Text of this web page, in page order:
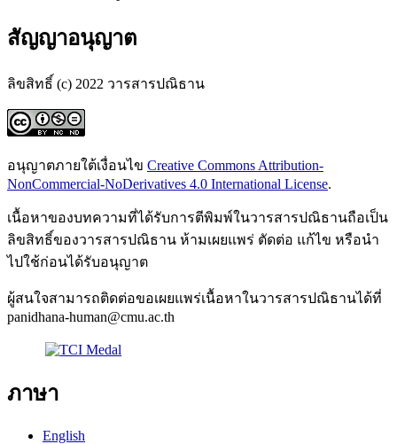
สัญญาอนุญาต
ลิขสิทธิ์ (c) 2022 วารสารปณิธาน
อนุญาตภายใต้เงื่อนไข Creative Commons Attribution-
NonCommercial-NoDerivatives 4.0 International License.
เนื้อหาของบทความที่ได้รับการตีพิมพ์ในวารสารปณิธานถือเป็น
ลิขสิทธิ์ของวารสารปณิธาน ห้ามเผยแพร่ ตัดต่อ แก้ไข หรือนำ
ไปใช้ก่อนได้รับอนุญาต
ผู้สนใจสามารถติดต่อขอเผยแพร่เนื้อหาในวารสารปณิธานได้ที่
panidhana-human@cmu.ac.th
ภาษา
English